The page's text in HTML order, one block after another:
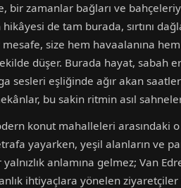
bir zamanlar bağları ve
de tam burada, sırtını
size hem havaalanına
düşer. Burada hayat, sabah
sesleri eşliğinde ağır akan
bu sakin ritmin asıl
konut mahalleleri arasındaki
yayarken, yeşil alanların ve
anlamına gelmez; Van
ihtiyaçlara yönelen